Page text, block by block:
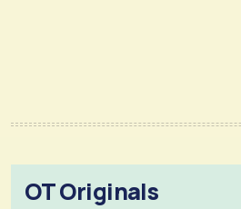
OT Originals